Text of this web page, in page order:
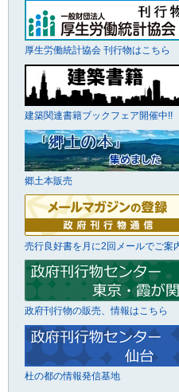
厚生労働統計協会 刊行物はこちら
建築関連書籍ブックフェア開催中!!
郷土本販売
売行良好書を月に2回メールでご案
政府刊行物の販売、情報はこちら
杜の都の情報発信基地